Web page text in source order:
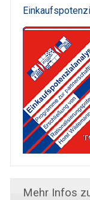
Mehr Infos